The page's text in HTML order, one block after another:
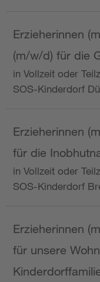
Erzieherinnen
(m/w/d) für die
in Vollzeit oder
SOS-Kinderdorf
Erzieherinnen
für die
in Vollzeit oder
SOS-Kinderdorf
Erzieherinnen
für unsere